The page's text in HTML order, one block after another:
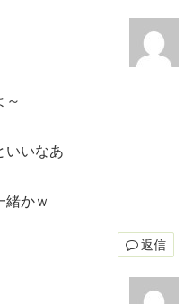
～
いいなあ
緒かｗ
返信